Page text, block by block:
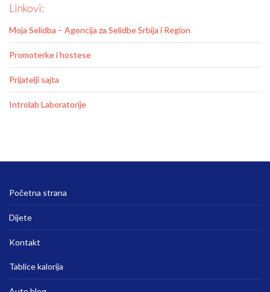
Linkovi:
Moja Selidba – Agencija za Selidbe Srbija i Region
Promoterke i hostese
Prijatelji sajta
Introlab Laboratorije
Početna strana
Dijete
Kontakt
Tablice kalorija